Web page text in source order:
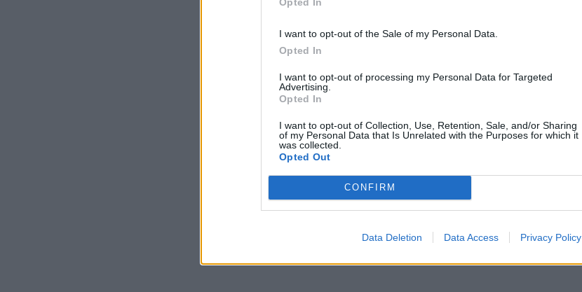
I want to opt-out of the Sale of my Personal Data.
Opted In
I want to opt-out of processing my Personal Data for Targeted
Advertising.
Opted In
I want to opt-out of Collection, Use, Retention, Sale, and/or Sharing
of my Personal Data that Is Unrelated with the Purposes for which it
was collected.
Opted Out
CONFIRM
Data Deletion Data Access Privacy Policy